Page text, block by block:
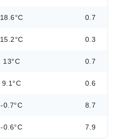
18.6°C 0.7
15.2°C 0.3
13°C 0.7
9.1°C 0.6
-0.7°C 8.7
-0.6°C 7.9